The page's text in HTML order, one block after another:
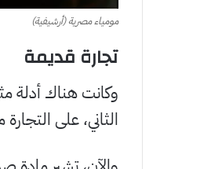
مومياء مصرية (أرشيفية)
تجارة قديمة
وكانت هناك أدلة
الثاني، على